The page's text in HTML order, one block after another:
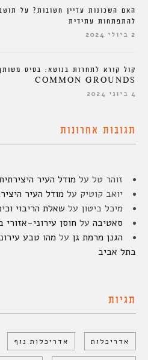
האם השכונות עדיין חשובות? על
להתפתחות עתידית
2 ביולי 2024
קול קורא לתחרות בנושא: בסיס
COMMON GROUNDS
4 ביוני 2024
תגובות אחרונות
זוהר טל על מודל העיר
יואב קוטיק על מודל העיר
מיכל ביטון על שאלת הריבוי
סאטיבה על חוסן עירוני-
הגנן מרמת גן על מהו טבע
בתל אביב
תגיות
אדריכלות אדריכלות נוף